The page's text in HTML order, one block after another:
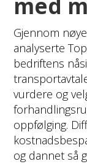
med
Gjennom
analyserte
bedriftens
vurdere og
oppfølging.
og dannet så